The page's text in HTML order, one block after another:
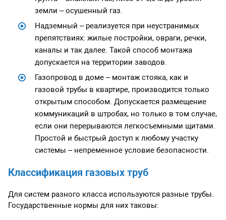
земли – осушенный газ.
Надземный – реализуется при неустранимых
препятствиях: жилые постройки, овраги, речки,
каналы и так далее. Такой способ монтажа
допускается на территории заводов.
Газопровод в доме – монтаж стояка, как и
газовой трубы в квартире, производится только
открытым способом. Допускается размещение
коммуникаций в штробах, но только в том случае,
если они перерываются легкосъемными щитами.
Простой и быстрый доступ к любому участку
системы – непременное условие безопасности.
Классификация газовых труб
Для систем разного класса используются разные трубы.
Государственные нормы для них таковы: